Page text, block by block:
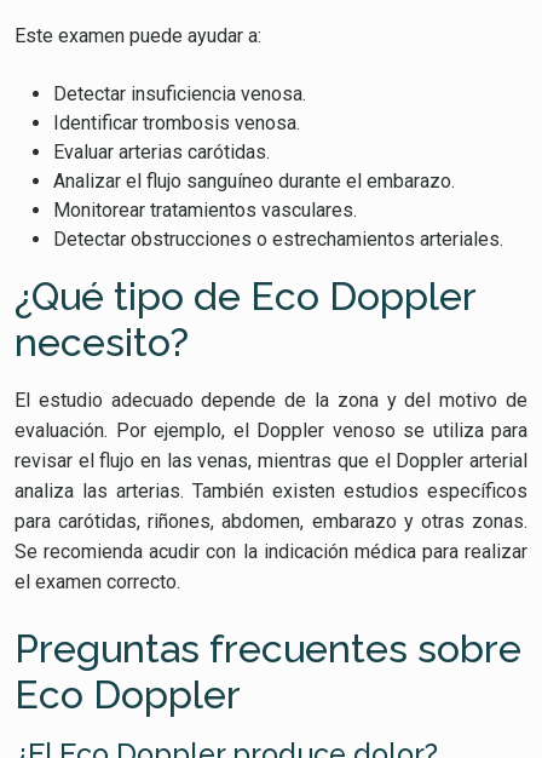
Este examen puede ayudar a:
Detectar insuficiencia venosa.
Identificar trombosis venosa.
Evaluar arterias carótidas.
Analizar el flujo sanguíneo durante el embarazo.
Monitorear tratamientos vasculares.
Detectar obstrucciones o estrechamientos arteriales.
¿Qué tipo de Eco Doppler
necesito?
El estudio adecuado depende de la zona y del motivo de
evaluación. Por ejemplo, el Doppler venoso se utiliza para
revisar el flujo en las venas, mientras que el Doppler arterial
analiza las arterias. También existen estudios específicos
para carótidas, riñones, abdomen, embarazo y otras zonas.
Se recomienda acudir con la indicación médica para realizar
el examen correcto.
Preguntas frecuentes sobre
Eco Doppler